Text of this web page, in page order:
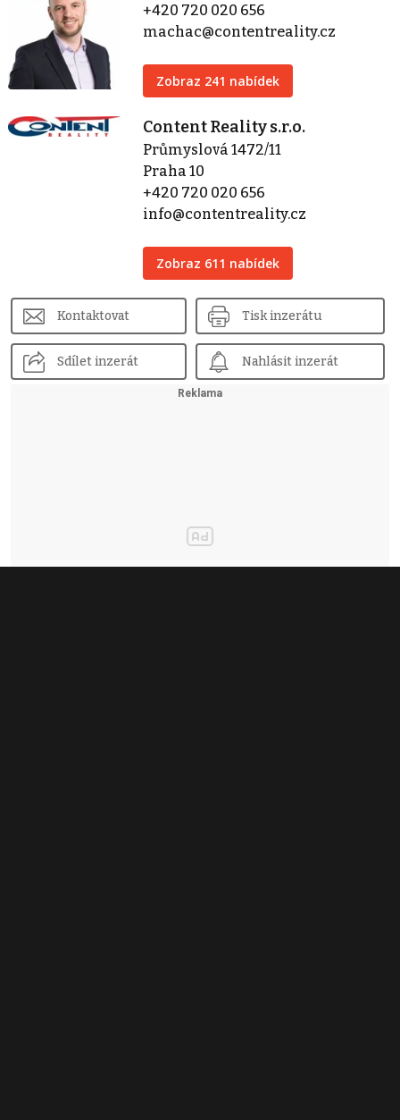
+420 720 020 656
machac@contentreality.cz
Zobraz 241 nabídek
Content Reality s.r.o.
Průmyslová 1472/11
Praha 10
+420 720 020 656
info@contentreality.cz
Zobraz 611 nabídek
Kontaktovat Tisk inzerátu
Sdílet inzerát Nahlásit inzerát